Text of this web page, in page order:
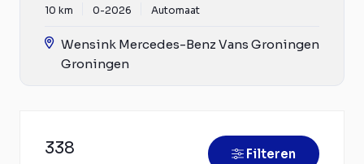
10 km 0-2026 Automaat
Wensink Mercedes-Benz Vans Groningen
Groningen
338
Filteren